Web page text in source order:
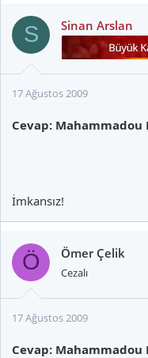
S Sinan Arslan
17 Ağustos 2009
Cevap: Mahammadou
İmkansız!
Ö Ömer Çelik
Cezalı
17 Ağustos 2009
Cevap: Mahammadou